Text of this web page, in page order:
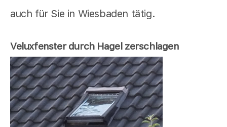
auch für Sie in Wiesbaden tätig.
Veluxfenster durch Hagel zerschlagen